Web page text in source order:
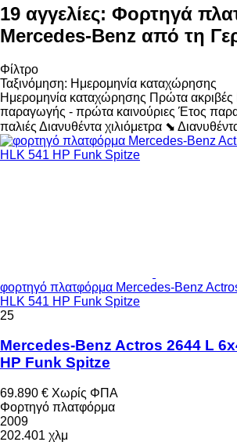
19 αγγελίες: Φορτηγά
Mercedes-Benz από τη
Φίλτρο
Ταξινόμηση: Ημερομηνία καταχώρησης
Ημερομηνία καταχώρησης Πρώτα ακριβές
παραγωγής - πρώτα καινούριες Έτος
παλιές Διανυθέντα χιλιόμετρα ⬊
φορτηγό πλατφόρμα Mercedes-Benz
HLK 541 HP Funk Spitze
25
Mercedes-Benz Actros 2644 L
HP Funk Spitze
69.890 € Χωρίς ΦΠΑ
Φορτηγό πλατφόρμα
2009
202.401 χλμ